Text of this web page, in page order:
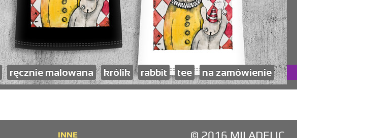
ręcznie malowana królik rabbit tee na zamówienie
INNE © 2016 MILADELIC